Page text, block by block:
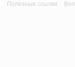
Полезные ссылки